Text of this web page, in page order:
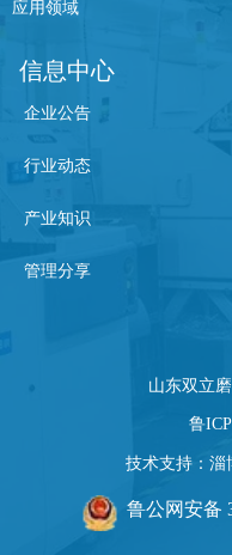
应用领域
信息中心
企业公告
行业动态
产业知识
管理分享
山东双立
鲁
技术支持：淄
鲁公网安备